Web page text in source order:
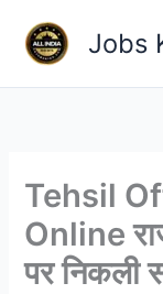
content
Jobs
Tehsil
Online
पर निकली